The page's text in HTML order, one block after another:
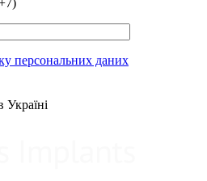
персональних даних